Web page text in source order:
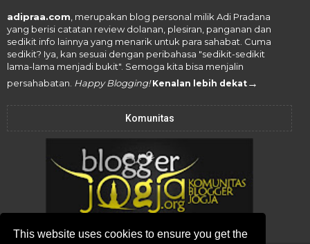
This website uses cookies to ensure you get the
adipraa.com , merupakan blog personal milik Adi Pradana
yang berisi catatan review dolanan, plesiran, panganan dan
sedikit info lainnya yang menarik untuk para sahabat. Cuma
sedikit? Iya, kan sesuai dengan peribahasa "sedikit-sedikit
lama-lama menjadi bukit". Semoga kita bisa menjalin
persahabatan. Happy Blogging! Kenalan lebih dekat →
Komunitas